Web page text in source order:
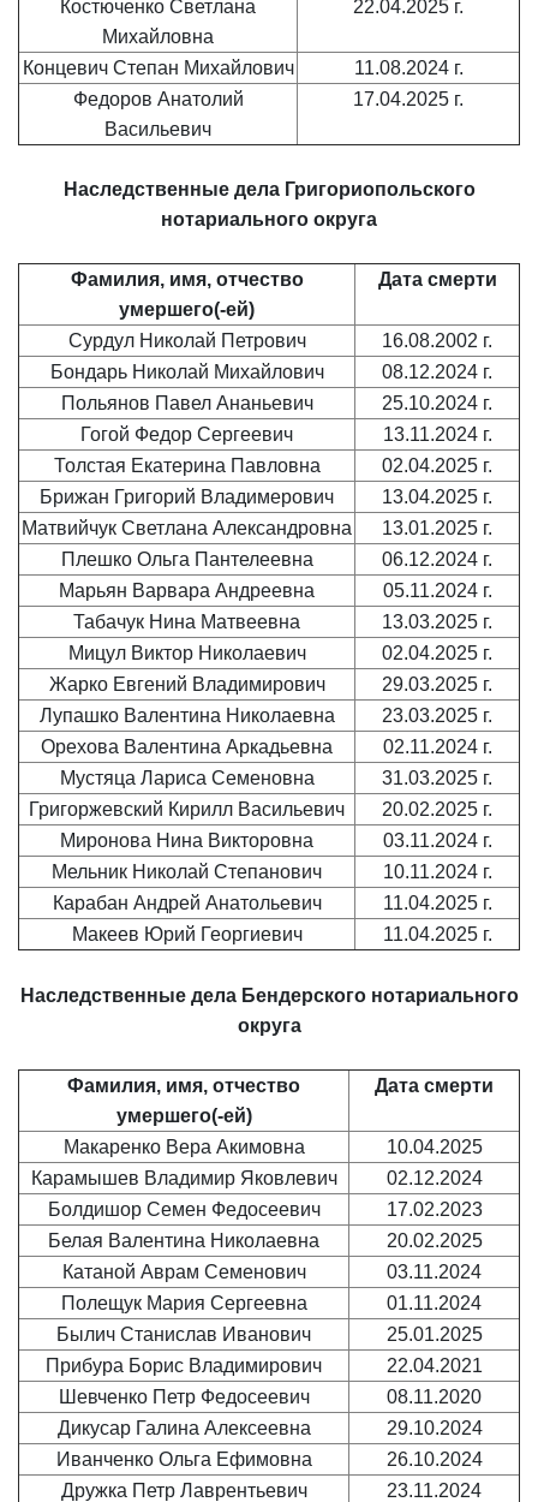
Костюченко Светлана
Михайловна
22.04.2025 г.
Концевич Степан Михайлович
11.08.2024 г.
Федоров Анатолий
Васильевич
17.04.2025 г.
Наследственные дела Григориопольского
нотариального округа
Фамилия, имя, отчество
умершего(-ей)
Дата смерти
Сурдул Николай Петрович
16.08.2002 г.
Бондарь Николай Михайлович
08.12.2024 г.
Польянов Павел Ананьевич
25.10.2024 г.
Гогой Федор Сергеевич
13.11.2024 г.
Толстая Екатерина Павловна
02.04.2025 г.
Брижан Григорий Владимерович
13.04.2025 г.
Матвийчук Светлана Александровна
13.01.2025 г.
Плешко Ольга Пантелеевна
06.12.2024 г.
Марьян Варвара Андреевна
05.11.2024 г.
Табачук Нина Матвеевна
13.03.2025 г.
Мицул Виктор Николаевич
02.04.2025 г.
Жарко Евгений Владимирович
29.03.2025 г.
Лупашко Валентина Николаевна
23.03.2025 г.
Орехова Валентина Аркадьевна
02.11.2024 г.
Мустяца Лариса Семеновна
31.03.2025 г.
Григоржевский Кирилл Васильевич
20.02.2025 г.
Миронова Нина Викторовна
03.11.2024 г.
Мельник Николай Степанович
10.11.2024 г.
Карабан Андрей Анатольевич
11.04.2025 г.
Макеев Юрий Георгиевич
11.04.2025 г.
Наследственные дела Бендерского нотариального
округа
Фамилия, имя, отчество
умершего(-ей)
Дата смерти
Макаренко Вера Акимовна
10.04.2025
Карамышев Владимир Яковлевич
02.12.2024
Болдишор Семен Федосеевич
17.02.2023
Белая Валентина Николаевна
20.02.2025
Катаной Аврам Семенович
03.11.2024
Полещук Мария Сергеевна
01.11.2024
Былич Станислав Иванович
25.01.2025
Прибура Борис Владимирович
22.04.2021
Шевченко Петр Федосеевич
08.11.2020
Дикусар Галина Алексеевна
29.10.2024
Иванченко Ольга Ефимовна
26.10.2024
Дружка Петр Лаврентьевич
23.11.2024